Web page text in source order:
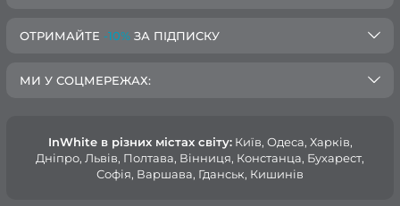
ОТРИМАЙТЕ -10% ЗА ПІДПИСКУ
МИ У СОЦМЕРЕЖАХ:
InWhite в різних містах світу:Київ, Одеса, Харків,
Дніпро, Львів, Полтава, Вінниця, Констанца, Бухарест,
Софія, Варшава, Гданськ, Кишинів